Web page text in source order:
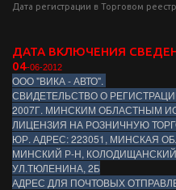
Дата регистрации в Торговом
ДАТА ВКЛЮЧЕНИЯ
04-06-2012
ООО "ВИКА - АВТО".
СВИДЕТЕЛЬСТВО О
2007Г. МИНСКИМ ОБЛАСТНЫМ
ЛИЦЕНЗИЯ НА РОЗНИЧНУЮ
ЮР. АДРЕС: 223051, МИНСКАЯ
МИНСКИЙ Р-Н,
УЛ.ТЮЛЕНИНА, 2Б
АДРЕС ДЛЯ ПОЧТОВЫХ